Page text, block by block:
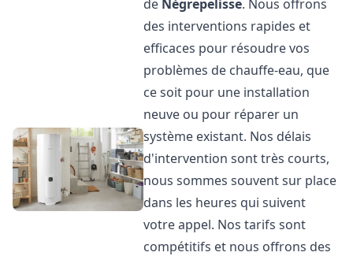
de Nègrepelisse. Nous offrons
des interventions rapides et
efficaces pour résoudre vos
problèmes de chauffe-eau, que
ce soit pour une installation
neuve ou pour réparer un
système existant. Nos délais
d'intervention sont très courts,
nous sommes souvent sur place
dans les heures qui suivent
votre appel. Nos tarifs sont
compétitifs et nous offrons des